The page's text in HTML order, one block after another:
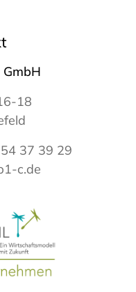
GmbH
18
37 39 29
c.de